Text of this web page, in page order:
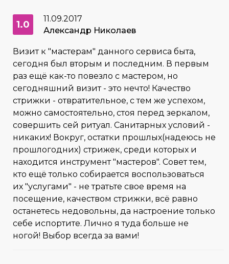
1.0
11.09.2017
Александр Николаев
Визит к "мастерам" данного сервиса быта,
сегодня был вторым и последним. В первым
раз ещё как-то повезло с мастером, но
сегодняшний визит - это нечто! Качество
стрижки - отвратительное, с тем же успехом,
можно самостоятельно, стоя перед зеркалом,
совершить сей ритуал. Санитарных условий -
никаких! Вокруг, остатки прошлых(надеюсь не
прошлогодних) стрижек, среди которых и
находится инструмент "мастеров". Совет тем,
кто ещё только собирается воспользоваться
их "услугами" - не тратьте свое время на
посещение, качеством стрижки, всё равно
останетесь недовольны, да настроение только
себе испортите. Лично я туда больше не
ногой! Выбор всегда за вами!